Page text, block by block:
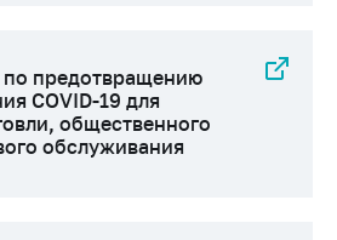
предотвращению
COVID-19 для
общественного
обслуживания